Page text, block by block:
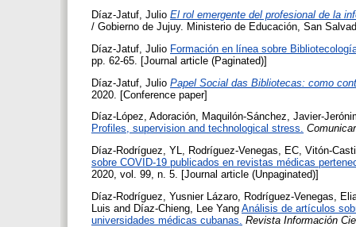
Díaz-Jatuf, Julio El rol emergente del profesional de la
/ Gobierno de Jujuy. Ministerio de Educación, San
Díaz-Jatuf, Julio Formación en línea sobre
pp. 62-65. [Journal article (Paginated)]
Díaz-Jatuf, Julio Papel Social das Bibliotecas: como
2020. [Conference paper]
Díaz-López, Adoración, Maquilón-Sánchez, Javier-
Profiles, supervision and technological stress. Comunicar
Díaz-Rodríguez, YL, Rodríguez-Venegas, EC, Vitón-
sobre COVID-19 publicados en revistas médicas
2020, vol. 99, n. 5. [Journal article (Unpaginated)]
Díaz-Rodríguez, Yusnier Lázaro
Rodríguez-Venegas,
Luis and Díaz-Chieng, Lee Yang Análisis de artículos
universidades médicas cubanas. Revista Información